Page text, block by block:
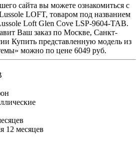
сайта вы можете ознакомиться с
LOFT, товаром под названием
Loft Glen Cove LSP-9604-TAB.
Ваш заказ по Москве, Санкт-
Купить представленную модель из
можно по цене 6049 руб.
12 месяцев